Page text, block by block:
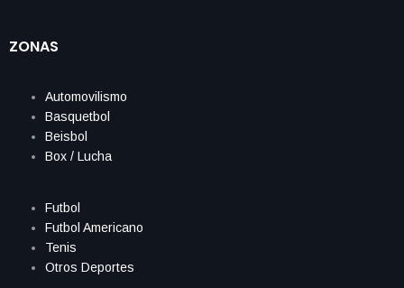
ZONAS
Automovilismo
Basquetbol
Beisbol
Box / Lucha
Futbol
Futbol Americano
Tenis
Otros Deportes